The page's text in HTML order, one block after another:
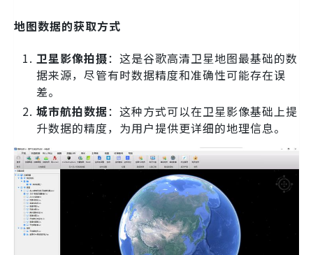
地图数据的获取方式
卫星影像拍摄：这是谷歌高清卫星地图最基础的数
据来源，尽管有时数据精度和准确性可能存在误
差。
城市航拍数据：这种方式可以在卫星影像基础上提
升数据的精度，为用户提供更详细的地理信息。